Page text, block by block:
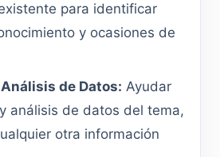
para identificar
y ocasiones de
de Datos: Ayudar
análisis de datos del tema,
otra información